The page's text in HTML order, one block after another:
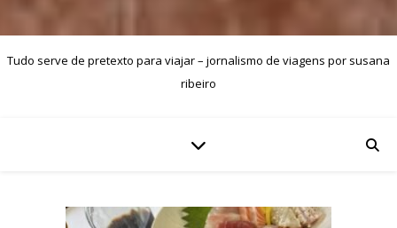
Tudo serve de pretexto para viajar – jornalismo de viagens por susana
ribeiro